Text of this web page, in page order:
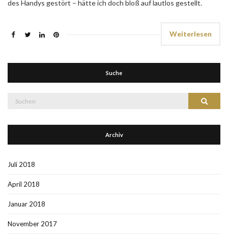
des Handys gestört – hätte ich doch bloß auf lautlos gestellt.
Weiterlesen
Suche
Suchen
Archiv
Juli 2018
April 2018
Januar 2018
November 2017